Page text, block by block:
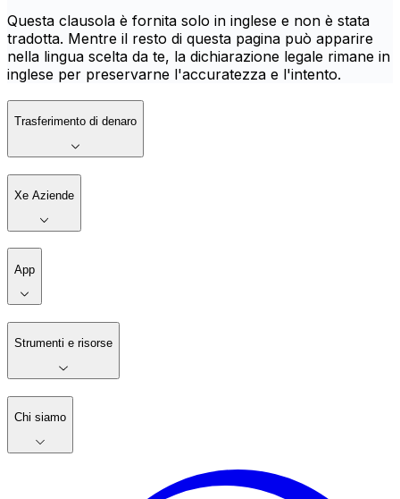
Questa clausola è fornita solo in inglese e non è stata
tradotta. Mentre il resto di questa pagina può apparire
nella lingua scelta da te, la dichiarazione legale rimane in
inglese per preservarne l'accuratezza e l'intento.
Trasferimento di denaro
Xe Aziende
App
Strumenti e risorse
Chi siamo